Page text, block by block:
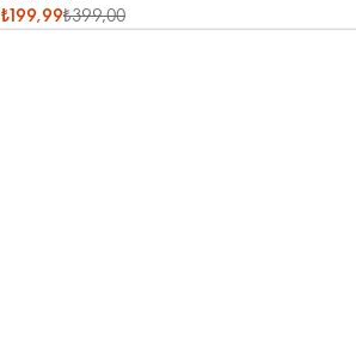
₺199,99₺399,00